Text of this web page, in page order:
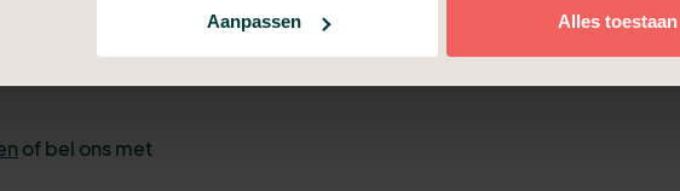
Aanpassen Alles toestaan
zijn voor een
of bel ons met